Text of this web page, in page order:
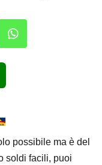
possibile ma è del
soldi facili, puoi